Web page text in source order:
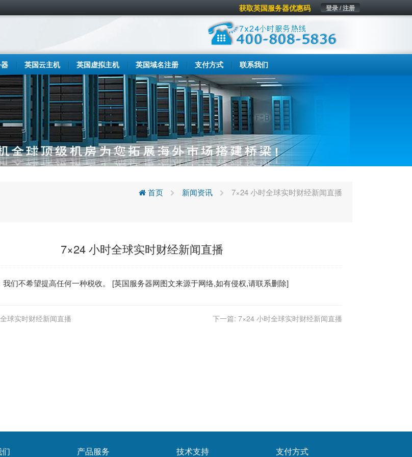
登录 / 注册
获取英国服务器优惠码
英国云主机 英国虚拟主机 英国域名注册 支付方式 联系我们
首页 新闻资讯 7×24 小时全球实时财经新闻直播
7×24 小时全球实时财经新闻直播
我们不希望提高任何一种税收。 [英国服务器网图文来源于网络,如有侵权,请联系删除]
球实时财经新闻直播 下一篇: 7×24 小时全球实时财经新闻直播
产品服务 技术支持 支付方式